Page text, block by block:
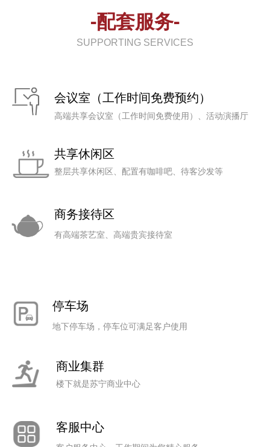
会议室（工作时间免费预约）
高端共享会议室（工作时间免费使用）、活动演播厅
共享休闲区
整层共享休闲区、配置有咖啡吧、待客沙发等
商务接待区
有高端茶艺室、高端贵宾接待室
停车场
地下停车场，停车位可满足客户使用
商业集群
楼下就是苏宁商业中心
客服中心
-配套服务-
SUPPORTING SERVICES